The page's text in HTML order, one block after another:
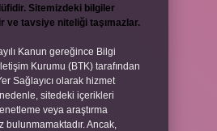
Sitemizdeki bilgiler
ve tavsiye niteliği taşımazlar.
Kanun gereğince Bilgi
Kurumu (BTK) tarafından
Sağlayıcı olarak hizmet
sitedeki içerikleri
veya araştırma
bulunmamaktadır. Ancak,